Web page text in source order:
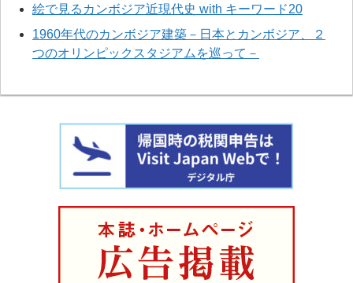
絵で見るカンボジア近現代史 with キーワード20
1960年代のカンボジア建築－日本とカンボジア、２
つのオリンピックスタジアムを巡って－